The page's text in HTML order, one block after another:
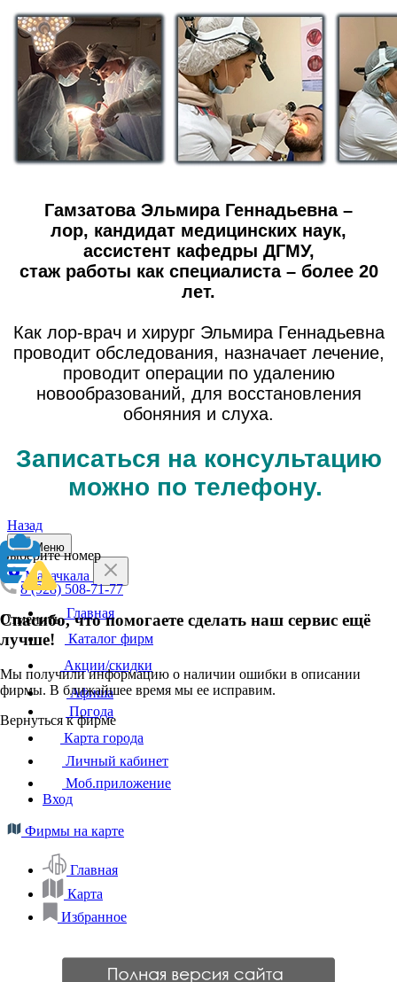
Гамзатова Эльмира Геннадьевна –
лор, кандидат медицинских наук,
ассистент кафедры ДГМУ,
стаж работы как специалиста – более 20
лет.
Как лор-врач и хирург Эльмира Геннадьевна
проводит обследования, назначает лечение,
проводит операции по удалению
новообразований, для восстановления
обоняния и слуха.
Записаться на консультацию
можно по телефону.
Назад
Выберите номер
8 (928) 508-71-77
Отменить
Спасибо, что помогаете сделать наш сервис ещё
лучше!
Мы получили информацию о наличии ошибки в описании
фирмы. В ближайшее время мы ее исправим.
Вернуться к фирме
Меню
Махачкала
Главная
Каталог фирм
Акции/скидки
Афиша
Погода
Карта города
Личный кабинет
Моб.приложение
Вход
Фирмы на карте
Главная
Карта
Избранное